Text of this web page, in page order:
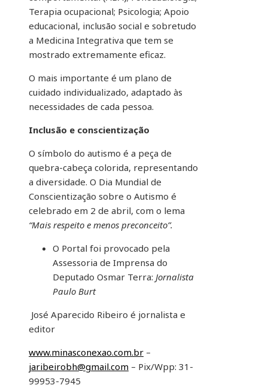
Terapia ocupacional; Psicologia; Apoio
educacional, inclusão social e sobretudo
a Medicina Integrativa que tem se
mostrado extremamente eficaz.
O mais importante é um plano de
cuidado individualizado, adaptado às
necessidades de cada pessoa.
Inclusão e conscientização
O símbolo do autismo é a peça de
quebra-cabeça colorida, representando
a diversidade. O Dia Mundial de
Conscientização sobre o Autismo é
celebrado em 2 de abril, com o lema
“Mais respeito e menos preconceito”.
O Portal foi provocado pela
Assessoria de Imprensa do
Deputado Osmar Terra: Jornalista
Paulo Burt
José Aparecido Ribeiro é jornalista e
editor
www.minasconexao.com.br –
jaribeirobh@gmail.com – Pix/Wpp: 31-
99953-7945